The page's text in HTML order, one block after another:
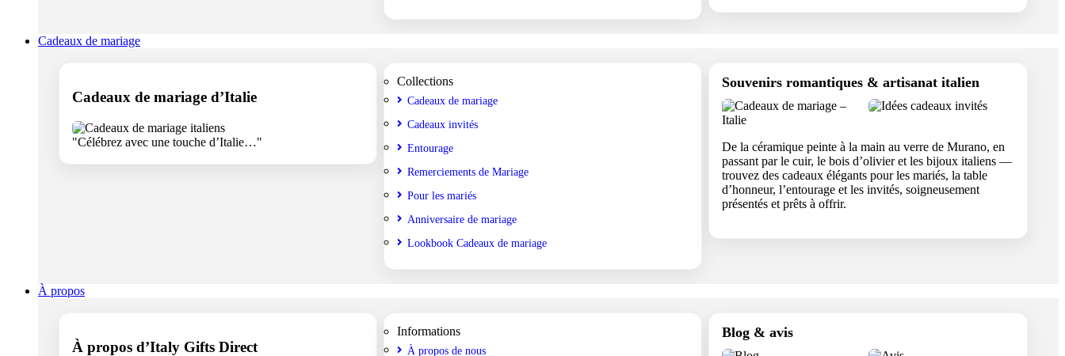
Cadeaux de mariage
Cadeaux de mariage d’Italie
"Célébrez avec une touche d’Italie…"
Collections
Cadeaux de mariage
Cadeaux invités
Entourage
Remerciements de Mariage
Pour les mariés
Anniversaire de mariage
Lookbook Cadeaux de mariage
Souvenirs romantiques & artisanat italien
De la céramique peinte à la main au verre de Murano, en
passant par le cuir, le bois d’olivier et les bijoux italiens —
trouvez des cadeaux élégants pour les mariés, la table
d’honneur, l’entourage et les invités, soigneusement
présentés et prêts à offrir.
À propos
À propos d’Italy Gifts Direct
Informations
À propos de nous
Blog & avis